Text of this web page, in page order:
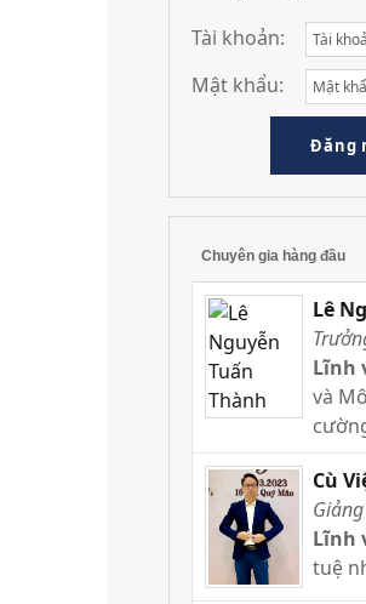
Tài khoản:
Mật khẩu:
Chuyên gia hàng đầu
Lê
Lĩnh
và
Cù
Lĩnh
tuệ